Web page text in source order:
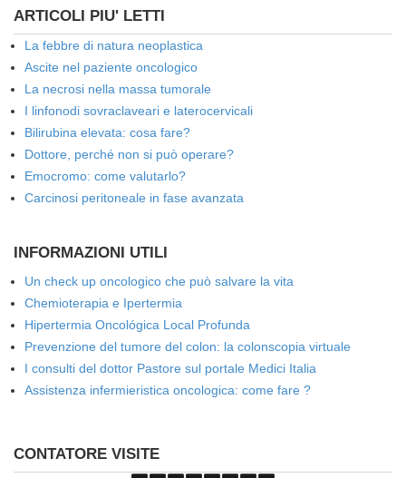
ARTICOLI PIU' LETTI
La febbre di natura neoplastica
Ascite nel paziente oncologico
La necrosi nella massa tumorale
I linfonodi sovraclaveari e laterocervicali
Bilirubina elevata: cosa fare?
Dottore, perché non si può operare?
Emocromo: come valutarlo?
Carcinosi peritoneale in fase avanzata
INFORMAZIONI UTILI
Un check up oncologico che può salvare la vita
Chemioterapia e Ipertermia
Hipertermia Oncológica Local Profunda
Prevenzione del tumore del colon: la colonscopia virtuale
I consulti del dottor Pastore sul portale Medici Italia
Assistenza infermieristica oncologica: come fare ?
CONTATORE VISITE